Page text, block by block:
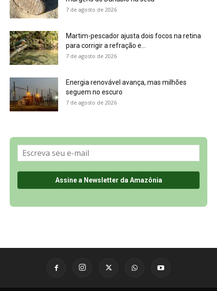
Política de Privacidade, LGPD e RGPD
Últimas Notícias
🌎 Español
©